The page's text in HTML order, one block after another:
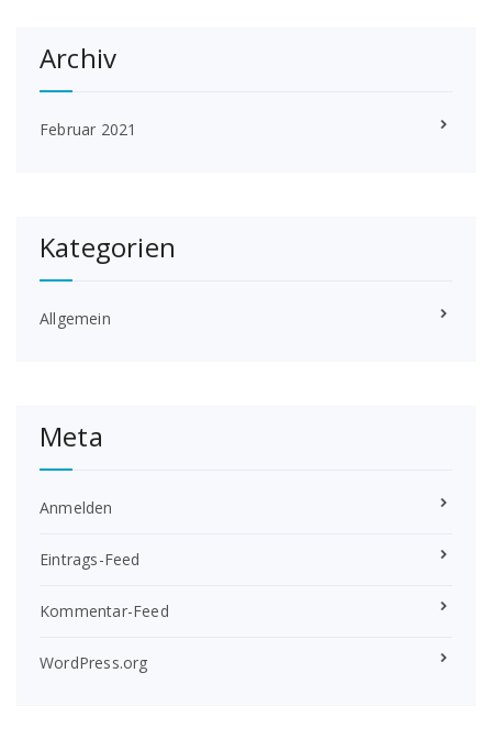
Archiv
Februar 2021
Kategorien
Allgemein
Meta
Anmelden
Eintrags-Feed
Kommentar-Feed
WordPress.org